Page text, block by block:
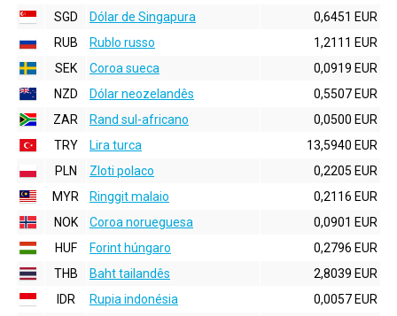
SGD
Dólar de Singapura
0,6451 EUR
RUB
Rublo russo
1,2111 EUR
SEK
Coroa sueca
0,0919 EUR
NZD
Dólar neozelandês
0,5507 EUR
ZAR
Rand sul-africano
0,0500 EUR
TRY
Lira turca
13,5940 EUR
PLN
Zloti polaco
0,2205 EUR
MYR
Ringgit malaio
0,2116 EUR
NOK
Coroa norueguesa
0,0901 EUR
HUF
Forint húngaro
0,2796 EUR
THB
Baht tailandês
2,8039 EUR
IDR
Rupia indonésia
0,0057 EUR